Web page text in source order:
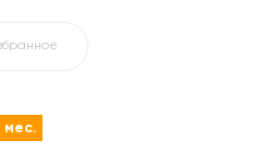
мес.